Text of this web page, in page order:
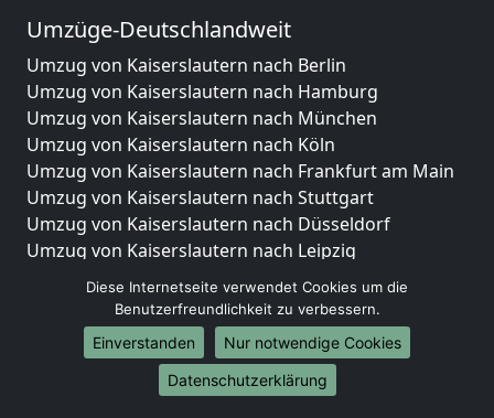
Umzüge-Deutschlandweit
Umzug von Kaiserslautern nach Berlin
Umzug von Kaiserslautern nach Hamburg
Umzug von Kaiserslautern nach München
Umzug von Kaiserslautern nach Köln
Umzug von Kaiserslautern nach Frankfurt am Main
Umzug von Kaiserslautern nach Stuttgart
Umzug von Kaiserslautern nach Düsseldorf
Umzug von Kaiserslautern nach Leipzig
Umzug von Kaiserslautern nach Dortmund
Umzug von Kaiserslautern nach Essen
Umzug von Kaiserslautern nach Bremen
Umzug von Kaiserslautern nach Dresden
Umzug von Kaiserslautern nach Hannover
Diese Internetseite verwendet Cookies um die
Benutzerfreundlichkeit zu verbessern.
Einverstanden
Nur notwendige Cookies
Datenschutzerklärung